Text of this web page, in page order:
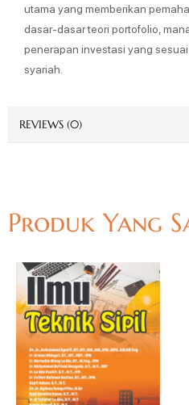
utama yang memberikan
dasar-dasar teori portofolio,
penerapan investasi yang
syariah.
REVIEWS (0)
Produk Yang